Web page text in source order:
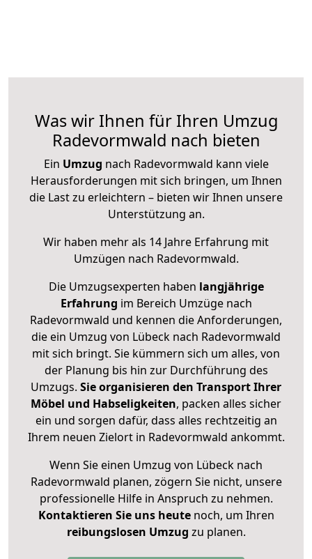
Was wir Ihnen für Ihren Umzug
Radevormwald nach bieten
Ein Umzug nach Radevormwald kann viele
Herausforderungen mit sich bringen, um Ihnen
die Last zu erleichtern – bieten wir Ihnen unsere
Unterstützung an.
Wir haben mehr als 14 Jahre Erfahrung mit
Umzügen nach Radevormwald.
Die Umzugsexperten haben langjährige
Erfahrung im Bereich Umzüge nach
Radevormwald und kennen die Anforderungen,
die ein Umzug von Lübeck nach Radevormwald
mit sich bringt. Sie kümmern sich um alles, von
der Planung bis hin zur Durchführung des
Umzugs. Sie organisieren den Transport Ihrer
Möbel und Habseligkeiten, packen alles sicher
ein und sorgen dafür, dass alles rechtzeitig an
Ihrem neuen Zielort in Radevormwald ankommt.
Wenn Sie einen Umzug von Lübeck nach
Radevormwald planen, zögern Sie nicht, unsere
professionelle Hilfe in Anspruch zu nehmen.
Kontaktieren Sie uns heutenoch, um Ihren
reibungslosen Umzug zu planen.